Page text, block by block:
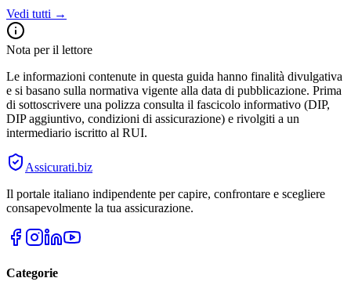
Vedi tutti →
Nota per il lettore
Le informazioni contenute in questa guida hanno finalità divulgativa
e si basano sulla normativa vigente alla data di pubblicazione. Prima
di sottoscrivere una polizza consulta il fascicolo informativo (DIP,
DIP aggiuntivo, condizioni di assicurazione) e rivolgiti a un
intermediario iscritto al RUI.
Assicurati.biz
Il portale italiano indipendente per capire, confrontare e scegliere
consapevolmente la tua assicurazione.
Categorie